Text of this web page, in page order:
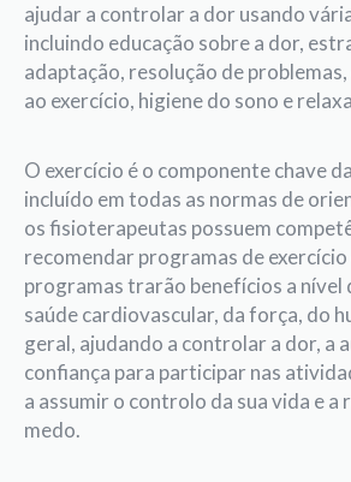
ajudar a controlar a dor usando
incluindo educação sobre a dor,
adaptação, resolução de
ao exercício, higiene do sono e
O exercício é o componente chave
incluído em todas as normas de
os ­fisioterapeutas possuem
recomendar programas de exercício
programas trarão benefícios a nível
saúde cardiovascular, da força, do
geral, ajudando a controlar a dor, a
confiança para participar nas
a assumir o controlo da sua vida e a
medo.